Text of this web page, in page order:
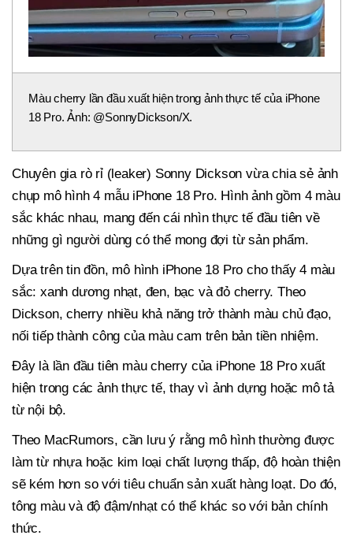
Màu cherry lần đầu xuất hiện trong ảnh thực tế của iPhone
18 Pro. Ảnh: @SonnyDickson/X.
Chuyên gia rò rỉ (leaker) Sonny Dickson vừa chia sẻ ảnh
chụp mô hình 4 mẫu iPhone 18 Pro. Hình ảnh gồm 4 màu
sắc khác nhau, mang đến cái nhìn thực tế đầu tiên về
những gì người dùng có thể mong đợi từ sản phẩm.
Dựa trên tin đồn, mô hình iPhone 18 Pro cho thấy 4 màu
sắc: xanh dương nhạt, đen, bạc và đỏ cherry. Theo
Dickson, cherry nhiều khả năng trở thành màu chủ đạo,
nối tiếp thành công của màu cam trên bản tiền nhiệm.
Đây là lần đầu tiên màu cherry của iPhone 18 Pro xuất
hiện trong các ảnh thực tế, thay vì ảnh dựng hoặc mô tả
từ nội bộ.
Theo MacRumors, cần lưu ý rằng mô hình thường được
làm từ nhựa hoặc kim loại chất lượng thấp, độ hoàn thiện
sẽ kém hơn so với tiêu chuẩn sản xuất hàng loạt. Do đó,
tông màu và độ đậm/nhạt có thể khác so với bản chính
thức.